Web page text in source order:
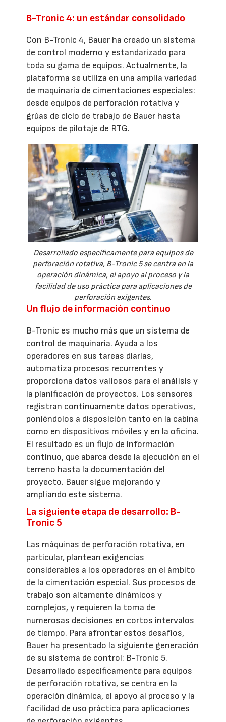
B-Tronic 4: un estándar consolidado
Con B-Tronic 4, Bauer ha creado un sistema
de control moderno y estandarizado para
toda su gama de equipos. Actualmente, la
plataforma se utiliza en una amplia variedad
de maquinaria de cimentaciones especiales:
desde equipos de perforación rotativa y
grúas de ciclo de trabajo de Bauer hasta
equipos de pilotaje de RTG.
Desarrollado específicamente para equipos de
perforación rotativa, B-Tronic 5 se centra en la
operación dinámica, el apoyo al proceso y la
facilidad de uso práctica para aplicaciones de
perforación exigentes.
Un flujo de información continuo
B-Tronic es mucho más que un sistema de
control de maquinaria. Ayuda a los
operadores en sus tareas diarias,
automatiza procesos recurrentes y
proporciona datos valiosos para el análisis y
la planificación de proyectos. Los sensores
registran continuamente datos operativos,
poniéndolos a disposición tanto en la cabina
como en dispositivos móviles y en la oficina.
El resultado es un flujo de información
continuo, que abarca desde la ejecución en el
terreno hasta la documentación del
proyecto. Bauer sigue mejorando y
ampliando este sistema.
La siguiente etapa de desarrollo: B-
Tronic 5
Las máquinas de perforación rotativa, en
particular, plantean exigencias
considerables a los operadores en el ámbito
de la cimentación especial. Sus procesos de
trabajo son altamente dinámicos y
complejos, y requieren la toma de
numerosas decisiones en cortos intervalos
de tiempo. Para afrontar estos desafíos,
Bauer ha presentado la siguiente generación
de su sistema de control: B-Tronic 5.
Desarrollado específicamente para equipos
de perforación rotativa, se centra en la
operación dinámica, el apoyo al proceso y la
facilidad de uso práctica para aplicaciones